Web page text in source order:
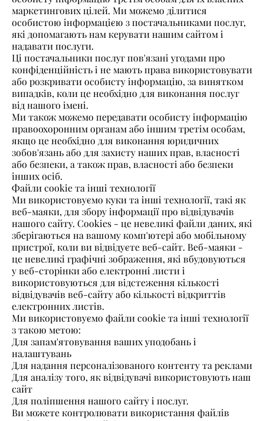
маркетингових цілей. Ми можемо ділитися
особистою інформацією з постачальниками послуг,
які допомагають нам керувати нашим сайтом і
надавати послуги.
Ці постачальники послуг пов'язані угодами про
конфіденційність і не мають права використовувати
або розкривати особисту інформацію, за винятком
випадків, коли це необхідно для виконання послуг
від нашого імені.
Ми також можемо передавати особисту інформацію
правоохоронним органам або іншим третім особам,
якщо це необхідно для виконання юридичних
зобов'язань або для захисту наших прав, власності
або безпеки, а також прав, власності або безпеки
інших осіб.
Файли cookie та інші технології
Ми використовуємо куки та інші технології, такі як
веб-маяки, для збору інформації про відвідувачів
нашого сайту. Cookies - це невеликі файли даних, які
зберігаються на вашому комп'ютері або мобільному
пристрої, коли ви відвідуєте веб-сайт. Веб-маяки -
це невеликі графічні зображення, які вбудовуються
у веб-сторінки або електронні листи і
використовуються для відстеження кількості
відвідувачів веб-сайту або кількості відкриттів
електронних листів.
Ми використовуємо файли cookie та інші технології
з такою метою:
Для запам'ятовування ваших уподобань і
налаштувань
Для надання персоналізованого контенту та реклами
Для аналізу того, як відвідувачі використовують наш
сайт
Для поліпшення нашого сайту і послуг.
Ви можете контролювати використання файлів